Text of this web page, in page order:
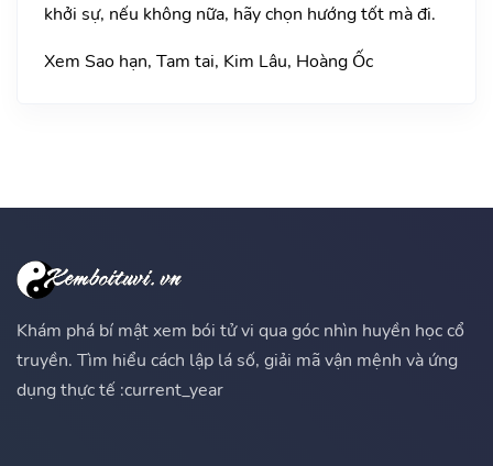
khởi sự, nếu không nữa, hãy chọn hướng tốt mà đi.
Xem Sao hạn, Tam tai, Kim Lâu, Hoàng Ốc
Khám phá bí mật xem bói tử vi qua góc nhìn huyền học cổ
truyền. Tìm hiểu cách lập lá số, giải mã vận mệnh và ứng
dụng thực tế :current_year